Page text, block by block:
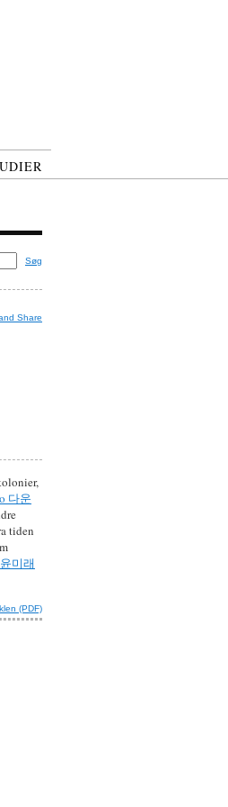
Søg
다운
tiden
윤미래
(PDF)